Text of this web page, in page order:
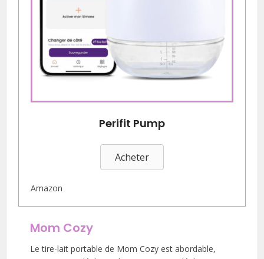
Perifit Pump
Acheter
Amazon
Mom Cozy
Le tire-lait portable de Mom Cozy est abordable,